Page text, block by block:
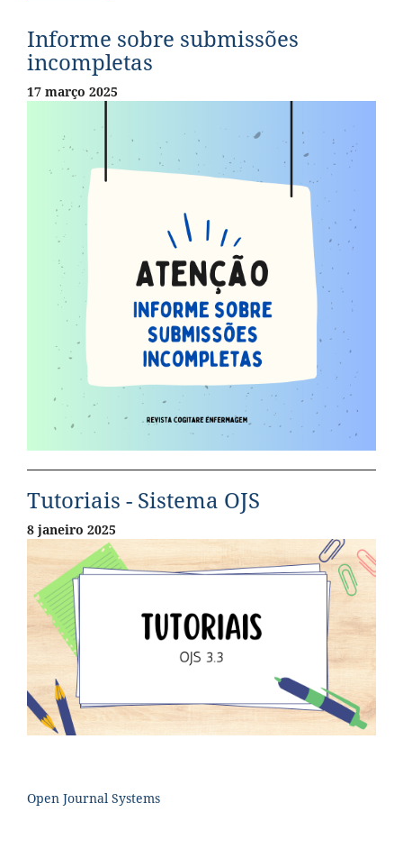
Informe sobre submissões
incompletas
17 março 2025
Tutoriais - Sistema OJS
8 janeiro 2025
Open Journal Systems